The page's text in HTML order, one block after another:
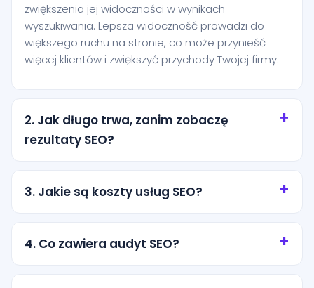
zwiększenia jej widoczności w wynikach
wyszukiwania. Lepsza widoczność prowadzi do
większego ruchu na stronie, co może przynieść
więcej klientów i zwiększyć przychody Twojej firmy.
2. Jak długo trwa, zanim zobaczę
rezultaty SEO?
SEO to proces długoterminowy, a rezultaty mogą
zależeć od wielu czynników, takich jak konkurencja,
aktualny stan Twojej strony i wybrana strategia.
Zazwyczaj widoczne efekty pojawiają się po kilku
miesiącach systematycznych działań.
3. Jakie są koszty usług SEO?
Koszty usług SEO mogą się różnić w zależności od
zakresu działań, konkurencyjności branży oraz
specyficznych potrzeb Twojej firmy. W enobo
oferujemy spersonalizowane wyceny oparte na
4. Co zawiera audyt SEO?
Audyt SEO obejmuje analizę techniczną strony,